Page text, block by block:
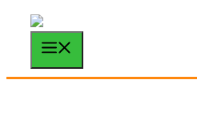
Saltar
contenido